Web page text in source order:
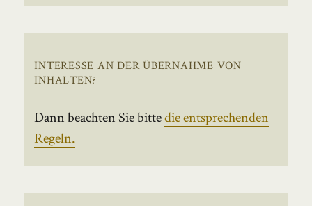
INTERESSE AN DER ÜBERNAHME VON
INHALTEN?
Dann beachten Sie bittedie entsprechenden
Regeln.